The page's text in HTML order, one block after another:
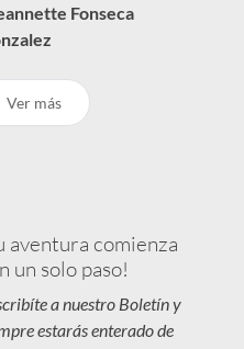
Fonseca
Ver más
aventura comienza
un solo paso!
a nuestro Boletín y
estarás enterado de